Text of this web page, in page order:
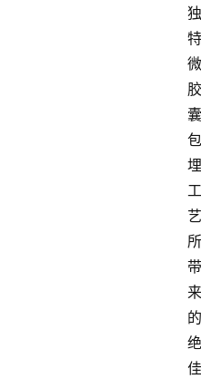
独
特
微
胶
囊
包
埋
工
艺
所
带
来
的
绝
佳